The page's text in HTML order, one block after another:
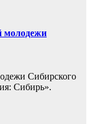
молодежи
Сибирского
Сибирь».